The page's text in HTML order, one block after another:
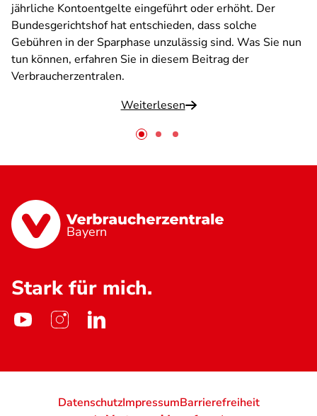
jährliche Kontoentgelte eingeführt oder erhöht. Der
Bundesgerichtshof hat entschieden, dass solche
Gebühren in der Sparphase unzulässig sind. Was Sie nun
tun können, erfahren Sie in diesem Beitrag der
Verbraucherzentralen.
Weiterlesen
Bayern
Stark für mich.
DatenschutzImpressumBarrierefreiheit